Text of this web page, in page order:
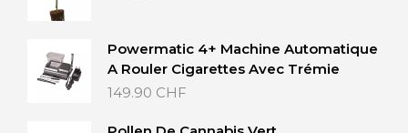
Powermatic 4+ Machine Automatique
A Rouler Cigarettes Avec Trémie
149.90 CHF